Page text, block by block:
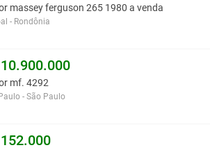
massey ferguson 265 1980 a venda
- Rondônia
mf. 4292
- São Paulo